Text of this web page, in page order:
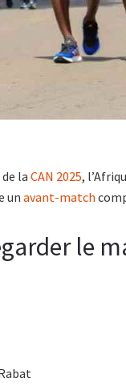
la CAN 2025,
unavant-match
le